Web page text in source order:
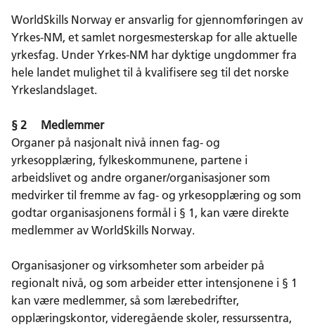
WorldSkills Norway er ansvarlig for gjennomføringen av
Yrkes-NM, et samlet norgesmesterskap for alle aktuelle
yrkesfag. Under Yrkes-NM har dyktige ungdommer fra
hele landet mulighet til å kvalifisere seg til det norske
Yrkeslandslaget.
§ 2 Medlemmer
Organer på nasjonalt nivå innen fag- og
yrkesopplæring, fylkeskommunene, partene i
arbeidslivet og andre organer/organisasjoner som
medvirker til fremme av fag- og yrkesopplæring og som
godtar organisasjonens formål i § 1, kan være direkte
medlemmer av WorldSkills Norway.
Organisasjoner og virksomheter som arbeider på
regionalt nivå, og som arbeider etter intensjonene i § 1
kan være medlemmer, så som lærebedrifter,
opplæringskontor, videregående skoler, ressurssentra,